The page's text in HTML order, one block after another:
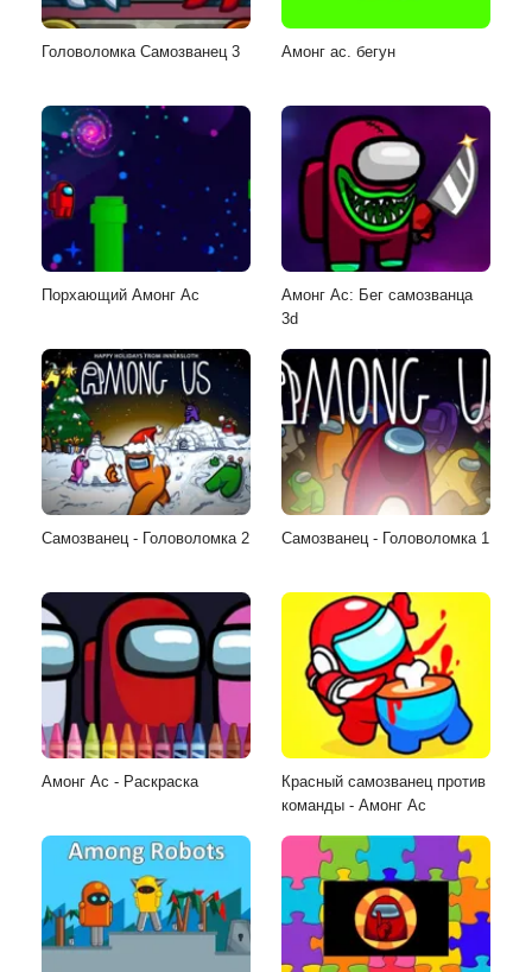
Головоломка Самозванец 3 Амонг ас. бегун
Порхающий Амонг Ас
Амонг Ас: Бег самозванца
3d
Самозванец - Головоломка 2 Самозванец - Головоломка 1
Амонг Ас - Раскраска
Красный самозванец против
команды - Амонг Ас